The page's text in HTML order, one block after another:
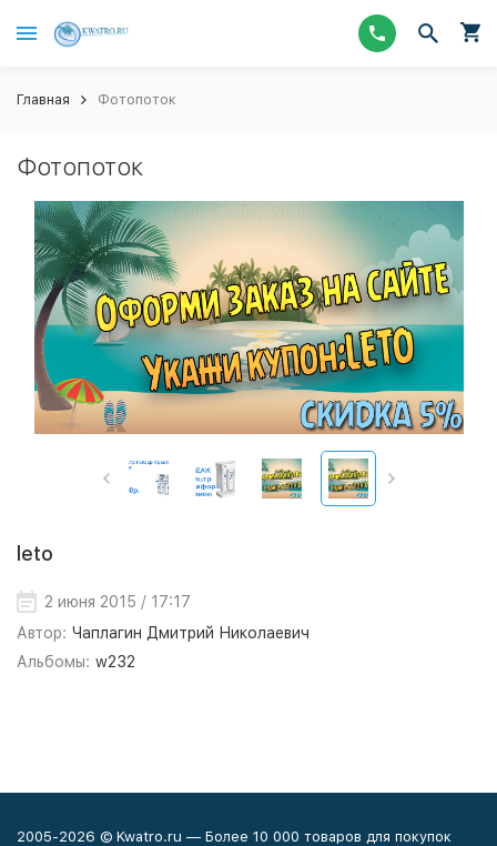
Главная Фотопоток
Фотопоток
leto
2 июня 2015 / 17:17
Автор: Чаплагин Дмитрий Николаевич
Альбомы: w232
2005-2026 © Kwatro.ru — Более 10 000 товаров для покупок